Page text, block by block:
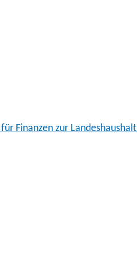
Finanzen zur